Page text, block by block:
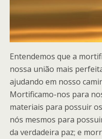
Entendemos que a
nossa união mais
ajudando em nosso
Mortificamo-nos para
materiais para possuir
nós mesmos para
da verdadeira paz; e